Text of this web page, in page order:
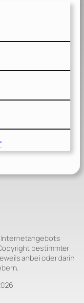
Internetangebots
bestimmter
anbei oder darin